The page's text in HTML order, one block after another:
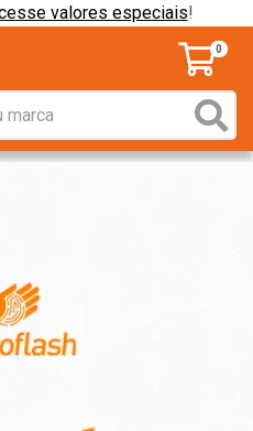
valores especiais!
0